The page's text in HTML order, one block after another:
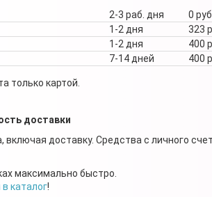
2-3 раб. дня
0 руб.
1-2 дня 323
1-2 дня
400
7-14 дней 400
только картой.
доставки
включая доставку. Средства с личного
максимально быстро.
каталог!